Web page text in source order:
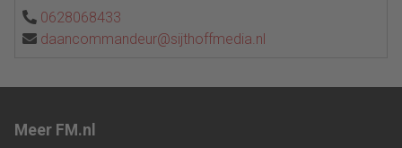
0628068433
daancommandeur@sijthoffmedia.nl
Meer FM.nl